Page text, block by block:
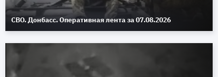
СВО. Донбасс. Оперативная лента за 07.08.2026